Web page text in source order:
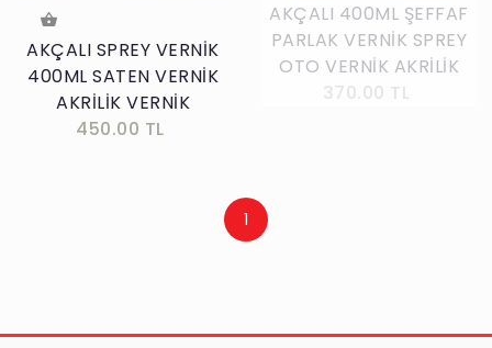
AKÇALI SPREY VERNİK
400ML SATEN VERNİK
AKRİLİK VERNİK
450.00 TL
AKÇALI 400ML ŞEFFAF
PARLAK VERNİK SPREY
OTO VERNİK AKRİLİK
370.00 TL
1